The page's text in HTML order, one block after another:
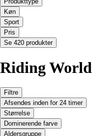
Køn
Sport
Pris
Se 420 produkter
Riding World
Filtre
Afsendes inden for 24 timer
Størrelse
Dominerende farve
Aldersgruppe